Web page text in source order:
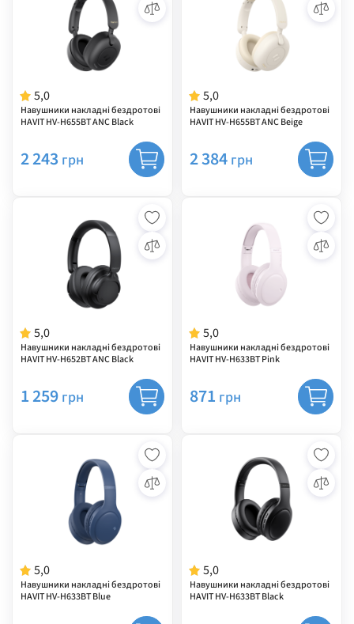
5,0
Навушники накладні бездротові
HAVIT HV-H655BT ANC Black
2 243 грн
5,0
Навушники накладні бездротові
HAVIT HV-H655BT ANC Beige
2 384 грн
5,0
Навушники накладні бездротові
HAVIT HV-H652BT ANC Black
1 259 грн
5,0
Навушники накладні бездротові
HAVIT HV-H633BT Pink
871 грн
5,0
Навушники накладні бездротові
HAVIT HV-H633BT Blue
5,0
Навушники накладні бездротові
HAVIT HV-H633BT Black